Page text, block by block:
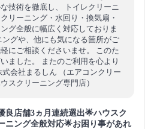
技術を徹底し、 トイレクリーニ
リーニング・水回り・換気扇・
グ全般に幅広く対応しておりま
グや、他にも気になる箇所がご
にご相談くださいませ。 このた
ました。 またのご利用を心より
会社まるしん （エアコンクリー
スクリーニング専門店）
良店舗3ヵ月連続選出🌟ハウスク
ニング全般対応🌟お困り事があれ